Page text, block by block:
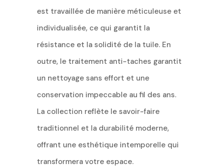
est travaillée de manière méticuleuse et
individualisée, ce qui garantit la
résistance et la solidité de la tuile. En
outre, le traitement anti-taches garantit
un nettoyage sans effort et une
conservation impeccable au fil des ans.
La collection reflète le savoir-faire
traditionnel et la durabilité moderne,
offrant une esthétique intemporelle qui
transformera votre espace.